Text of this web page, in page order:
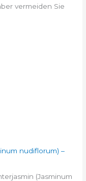
vermeiden Sie
nudiflorum) –
(Jasminum